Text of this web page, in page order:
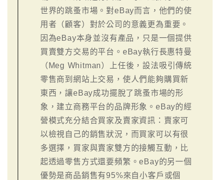
世界的跳蚤市場。對eBay而言，他們的使
用者（顧客）對於公司的意義更為重要。
因為eBay本身並沒有產品，只是一個提供
買賣雙方交易的平台。eBay執行長惠特曼
（Meg Whitman）上任後，設法吸引傳統
零售商到網站上交易，使人們能夠購買新
東西，讓eBay成功擺脫了跳蚤市場的形
象，建立商務平台的品牌形象。eBay的經
營模式充分結合買家及賣家資訊：賣家可
以檢視自己的銷售狀況，而買家可以有很
多選擇，買家與賣家雙方的接觸互動，比
起透過零售方式還要頻繁。eBay的另一個
優勢是商品銷售有95%來自小客戶或個